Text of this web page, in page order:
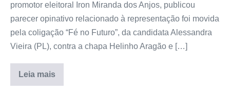
promotor eleitoral Iron Miranda dos Anjos, publicou
parecer opinativo relacionado à representação foi movida
pela coligação “Fé no Futuro”, da candidata Alessandra
Vieira (PL), contra a chapa Helinho Aragão e […]
Leia mais